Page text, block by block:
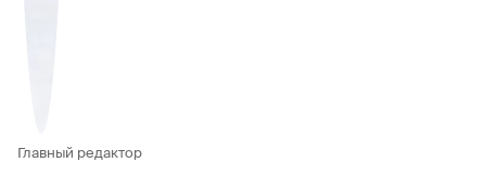
Главный редактор